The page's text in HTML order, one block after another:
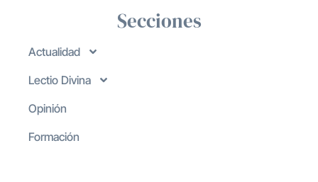
Secciones
Actualidad
Lectio Divina
Opinión
Formación